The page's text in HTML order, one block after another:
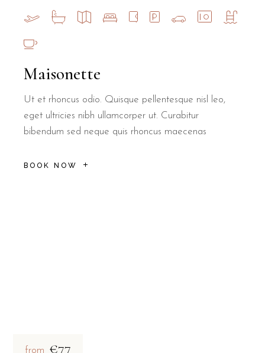
Maisonette
Ut et rhoncus odio. Quisque pellentesque nisl leo,
eget ultricies nibh ullamcorper ut. Curabitur
bibendum sed neque quis rhoncus maecenas
BOOK NOW
from €77